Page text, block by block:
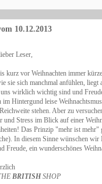
10.12.2013
Leser,
kurz vor Weihnachten immer
sie sich manchmal anfühlen, liegt
wirklich wichtig sind und
im Hintergund leise
stehen. Aber zu
und Stress im Blick auf einer
Das Prinzip "mehr ist mehr"
In diesem Sinne wünschen
Freude, ein wunderschönes
BRITISHSHOP